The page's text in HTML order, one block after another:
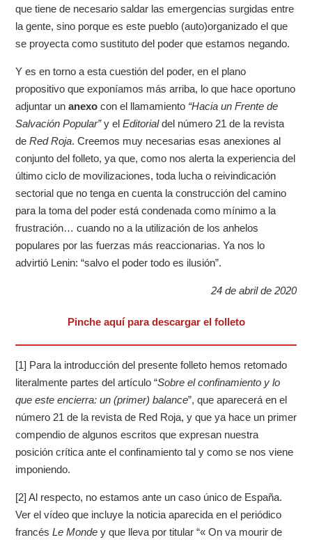
que tiene de necesario saldar las emergencias surgidas entre
la gente, sino porque es este pueblo (auto)organizado el que
se proyecta como sustituto del poder que estamos negando.
Y es en torno a esta cuestión del poder, en el plano
propositivo que exponíamos más arriba, lo que hace oportuno
adjuntar un anexocon el llamamiento “Hacia un Frente de
Salvación Popular”y el Editorialdel número 21 de la revista
de Red Roja. Creemos muy necesarias esas anexiones al
conjunto del folleto, ya que, como nos alerta la experiencia del
último ciclo de movilizaciones, toda lucha o reivindicación
sectorial que no tenga en cuenta la construcción del camino
para la toma del poder está condenada como mínimo a la
frustración… cuando no a la utilización de los anhelos
populares por las fuerzas más reaccionarias. Ya nos lo
advirtió Lenin: “salvo el poder todo es ilusión”.
24 de abril de 2020
Pinche aquí para descargar el folleto
[1] Para la introducción del presente folleto hemos retomado
literalmente partes del artículo “Sobre el confinamiento y lo
que este encierra: un (primer) balance”, que aparecerá en el
número 21 de la revista de Red Roja, y que ya hace un primer
compendio de algunos escritos que expresan nuestra
posición crítica ante el confinamiento tal y como se nos viene
imponiendo.
[2] Al respecto, no estamos ante un caso único de España.
Ver el vídeo que incluye la noticia aparecida en el periódico
francés Le Mondey que lleva por titular “« On va mourir de